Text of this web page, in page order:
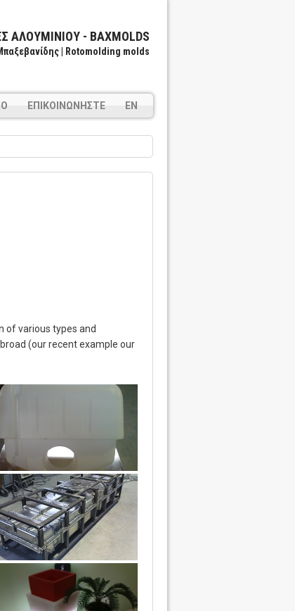
ΑΛΟΥΜΙΝΊΟΥ - BAXMOLDS
| Rotomolding molds
ΕΠΙΚΟΙΝΩΝΉΣΤΕ EN
of various types and
(our recent example our